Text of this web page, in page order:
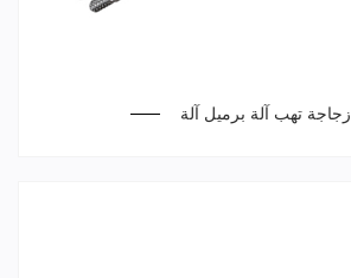
زجاجة تهب آلة برميل آلة